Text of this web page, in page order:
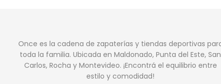
Once es la cadena de zapaterías y tiendas deportivas
toda la familia. Ubicada en Maldonado, Punta del Este, San
Carlos, Rocha y Montevideo. ¡Encontrá el equilibrio entre
estilo y comodidad!